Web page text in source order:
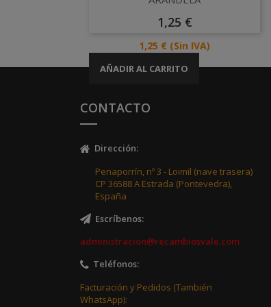
Precio
1,25 €
Precio
1,25 € (Sin IVA)
AÑADIR AL CARRITO
CONTACTO
Dirección:
Penaporrín, nº 3 - Loimil (nave trasera)
CP 36588 A Estrada (Pontevedra),
España
Escríbenos:
administracion@recambiosvale.com
Teléfonos:
Facturación y Pedidos (También
WhatsApp):